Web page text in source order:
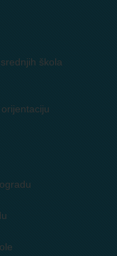
škola